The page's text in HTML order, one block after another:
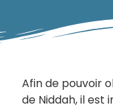
Afin de pouvoir
de Niddah, il